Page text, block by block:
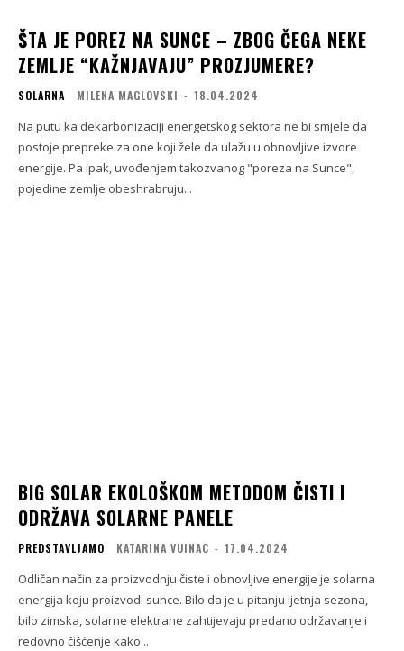
ŠTA JE POREZ NA SUNCE – ZBOG ČEGA NEKE
ZEMLJE “KAŽNJAVAJU” PROZJUMERE?
SOLARNA MILENA MAGLOVSKI - 18.04.2024
Na putu ka dekarbonizaciji energetskog sektora ne bi smjele da
postoje prepreke za one koji žele da ulažu u obnovljive izvore
energije. Pa ipak, uvođenjem takozvanog "poreza na Sunce",
pojedine zemlje obeshrabruju...
BIG SOLAR EKOLOŠKOM METODOM ČISTI I
ODRŽAVA SOLARNE PANELE
PREDSTAVLJAMO KATARINA VUINAC - 17.04.2024
Odličan način za proizvodnju čiste i obnovljive energije je solarna
energija koju proizvodi sunce. Bilo da je u pitanju ljetnja sezona,
bilo zimska, solarne elektrane zahtijevaju predano održavanje i
redovno čišćenje kako...